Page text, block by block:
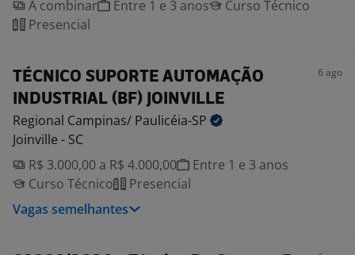
A combinar
Entre 1 e 3 anos
Curso Técnico
Presencial
TÉCNICO SUPORTE AUTOMAÇÃO
INDUSTRIAL (BF) JOINVILLE
6 ago
Regional Campinas/ Paulicéia-SP
Joinville - SC
R$ 3.000,00 a R$ 4.000,00
Entre 1 e 3 anos
Curso Técnico
Presencial
Vagas semelhantes